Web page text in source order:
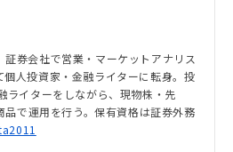
証券会社で営業・マーケットアナリス
個人投資家・金融ライターに転身。投
ライターをしながら、現物株・先
品で運用を行う。保有資格は証券外務